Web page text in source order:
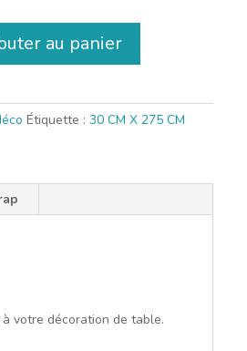
au panier
Étiquette :30 CM X 275 CM
votre décoration de table.